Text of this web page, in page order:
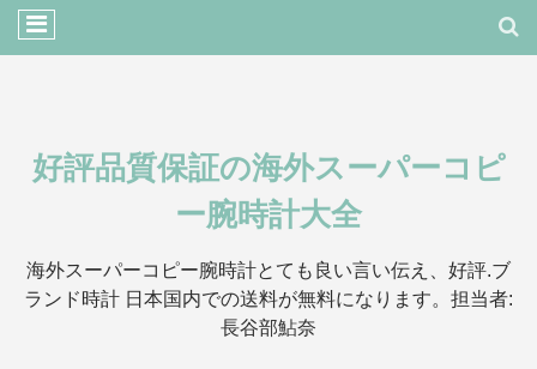
好評品質保証の海外スーパーコピ
ー腕時計大全
海外スーパーコピー腕時計とても良い言い伝え、好評.ブ
ランド時計 日本国内での送料が無料になります。担当者:
長谷部鮎奈